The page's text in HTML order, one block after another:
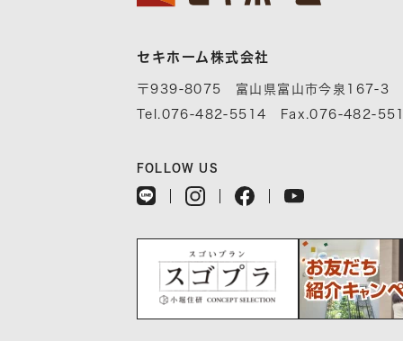
セキホーム株式会社
〒939-8075 富山県富山市今泉167-3
Tel.076-482-5514 Fax.076-482-
FOLLOW US